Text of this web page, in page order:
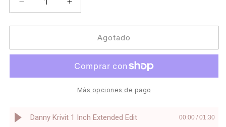
Reducir
cantidad
para
More
Tee
Aumentar
cantidad
para
More
Andy
Tee
Feat.
Agotado
Más opciones de pago